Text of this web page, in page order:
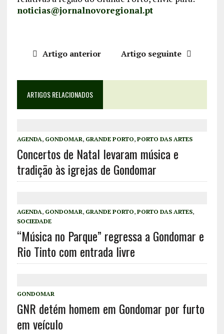
noticias@jornalnovoregional.pt
Artigo anterior Artigo seguinte
ARTIGOS RELACIONADOS
AGENDA, GONDOMAR, GRANDE PORTO, PORTO DAS ARTES
Concertos de Natal levaram música e
tradição às igrejas de Gondomar
AGENDA, GONDOMAR, GRANDE PORTO, PORTO DAS ARTES,
SOCIEDADE
“Música no Parque” regressa a Gondomar e
Rio Tinto com entrada livre
GONDOMAR
GNR detém homem em Gondomar por furto
em veículo